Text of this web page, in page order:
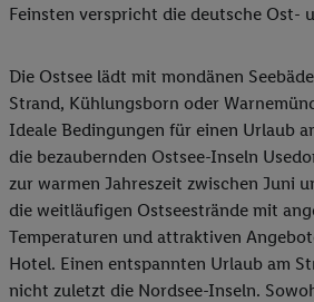
Feinsten verspricht die deutsche Ost-
Die Ostsee lädt mit mondänen
Strand, Kühlungsborn oder
Ideale Bedingungen für einen Urlaub
die bezaubernden Ostsee-Inseln
zur warmen Jahreszeit zwischen Juni
die weitläufigen Ostseestrände mit
Temperaturen und attraktiven
Hotel. Einen entspannten Urlaub am
nicht zuletzt die Nordsee-Inseln.